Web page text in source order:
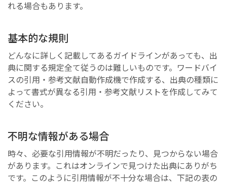
れる場合もあります。
基本的な規則
どんなに詳しく記載してあるガイドラインがあっても、出
典に関する規定全て従うのは難しいものです。ワードバイ
スの引用・参考文献自動作成機で作成する、出典の種類に
よって書式が異なる引用・参考文献リストを作成してみて
ください。
不明な情報がある場合
時々、必要な引用情報が不明だったり、見つからない場合
があります。これはオンラインで見つけた出典にありがち
です。このように引用情報が不十分な場合は、下記の表の